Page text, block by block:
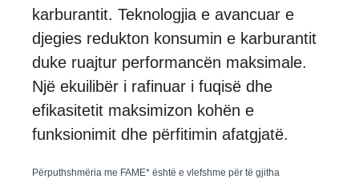
karburantit. Teknologjia e avancuar e
djegies redukton konsumin e karburantit
duke ruajtur performancën maksimale.
Një ekuilibër i rafinuar i fuqisë dhe
efikasitetit maksimizon kohën e
funksionimit dhe përfitimin afatgjatë.
Përputhshmëria me FAME* është e vlefshme për të gjitha